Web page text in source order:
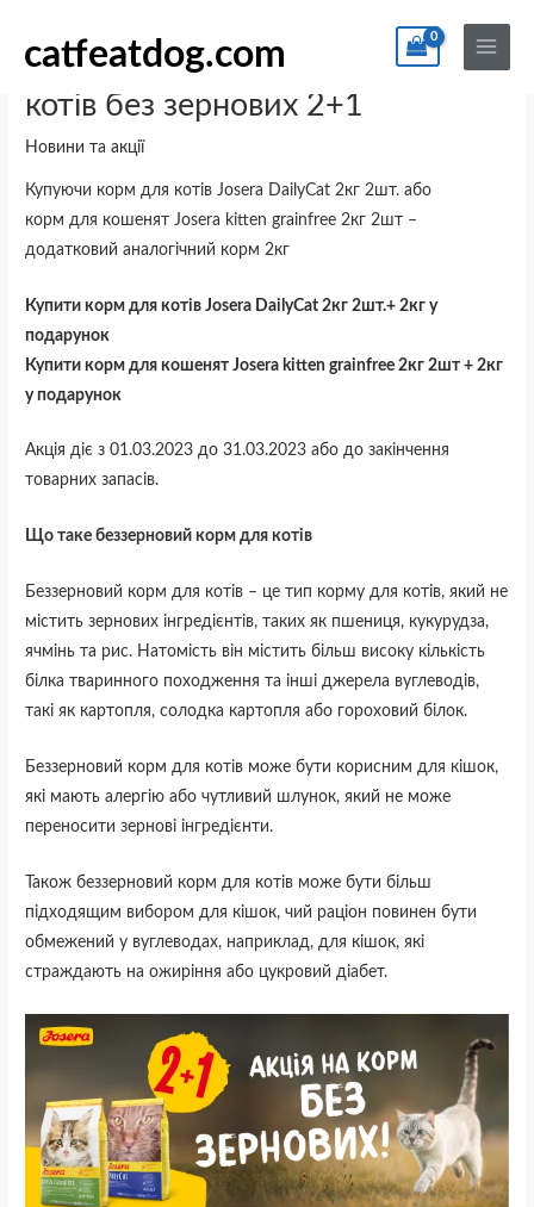
catfeatdog.com
Main
Menu
Акція від Josera на корм для
котів без зернових 2+1
Новини та акції
Купуючи корм для котів Josera DailyCat 2кг 2шт. або
корм для кошенят Josera kitten grainfree 2кг 2шт –
додатковий аналогічний корм 2кг
Купити корм для котів Josera DailyCat 2кг 2шт.+ 2кг у
подарунок
Купити корм для кошенят Josera kitten grainfree 2кг 2шт + 2кг
у подарунок
Акція діє з 01.03.2023 до 31.03.2023 або до закінчення
товарних запасів.
Що таке беззерновий корм для котів
Беззерновий корм для котів – це тип корму для котів, який не
містить зернових інгредієнтів, таких як пшениця, кукурудза,
ячмінь та рис. Натомість він містить більш високу кількість
білка тваринного походження та інші джерела вуглеводів,
такі як картопля, солодка картопля або гороховий білок.
Беззерновий корм для котів може бути корисним для кішок,
які мають алергію або чутливий шлунок, який не може
переносити зернові інгредієнти.
Також беззерновий корм для котів може бути більш
підходящим вибором для кішок, чий раціон повинен бути
обмежений у вуглеводах, наприклад, для кішок, які
страждають на ожиріння або цукровий діабет.